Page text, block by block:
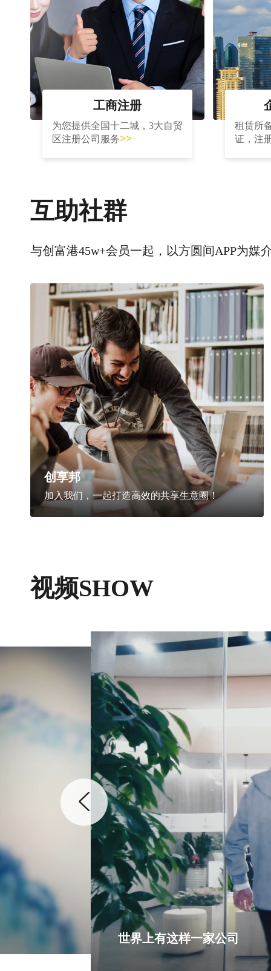
工商注册
为您提供全国十二城，3大自贸
区注册公司服务>>
租赁所
证，注
互助社群
与创富港45w+会员一起，以方圆间APP为媒
创享邦
加入我们，一起打造高效的共享生意圈！
视频SHOW
世界上有这样一家公司